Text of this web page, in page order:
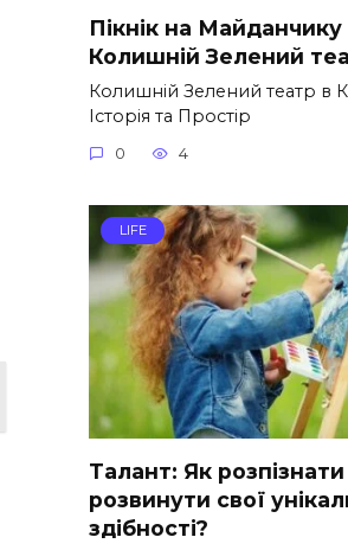
Пікнік на Майданчику
Колишній Зелений
Колишній Зелений театр в
Історія та Простір
0 4
LIFE
Талант: Як розпізнати
розвинути свої
здібності?